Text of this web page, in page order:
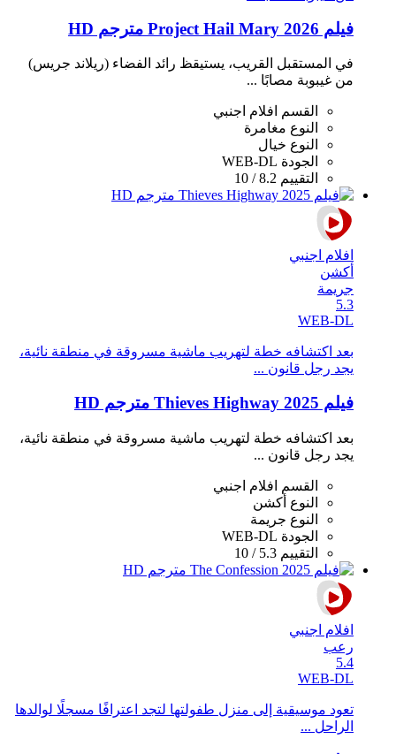
فيلم Project Hail Mary 2026 مترجم HD
في المستقبل القريب، يستيقظ رائد الفضاء (ريلاند جريس)
من غيبوبة مصابًا ...
القسم
افلام اجنبي
النوع مغامرة
النوع خيال
الجودة WEB-DL
التقييم 8.2 / 10
افلام اجنبي
أكشن
جريمة
5.3
WEB-DL
بعد اكتشافه خطة لتهريب ماشية مسروقة في منطقة نائية،
يجد رجل قانون ...
فيلم Thieves Highway 2025 مترجم HD
بعد اكتشافه خطة لتهريب ماشية مسروقة في منطقة نائية،
يجد رجل قانون ...
القسم
افلام اجنبي
النوع أكشن
النوع جريمة
الجودة WEB-DL
التقييم 5.3 / 10
افلام اجنبي
رعب
5.4
WEB-DL
تعود موسيقية إلى منزل طفولتها لتجد اعترافًا مسجلًا لوالدها
الراحل ...